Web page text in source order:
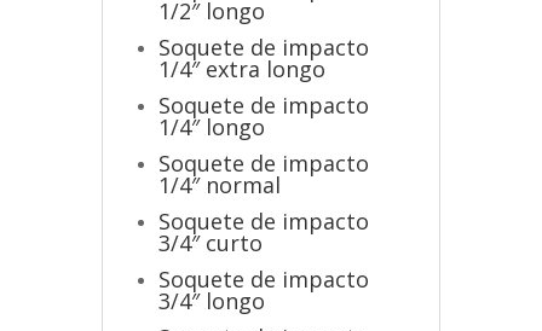
1/2″ longo
Soquete de impacto
1/4″ extra longo
Soquete de impacto
1/4″ longo
Soquete de impacto
1/4″ normal
Soquete de impacto
3/4″ curto
Soquete de impacto
3/4″ longo